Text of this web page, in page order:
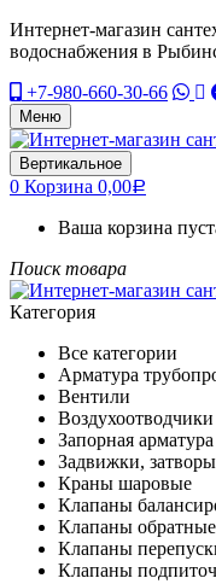
Интернет-магазин
водоснабжения в
+7-980-660-30-66
Меню
Вертикальное
0 Корзина 0,00Р
Ваша корзина
Поиск товара
Категория
Все категории
Арматура
Вентили
Воздухоотводчики
Запорная арматура
Задвижки, затворы
Краны шаровые
Клапаны
Клапаны обратные
Клапаны
Клапаны